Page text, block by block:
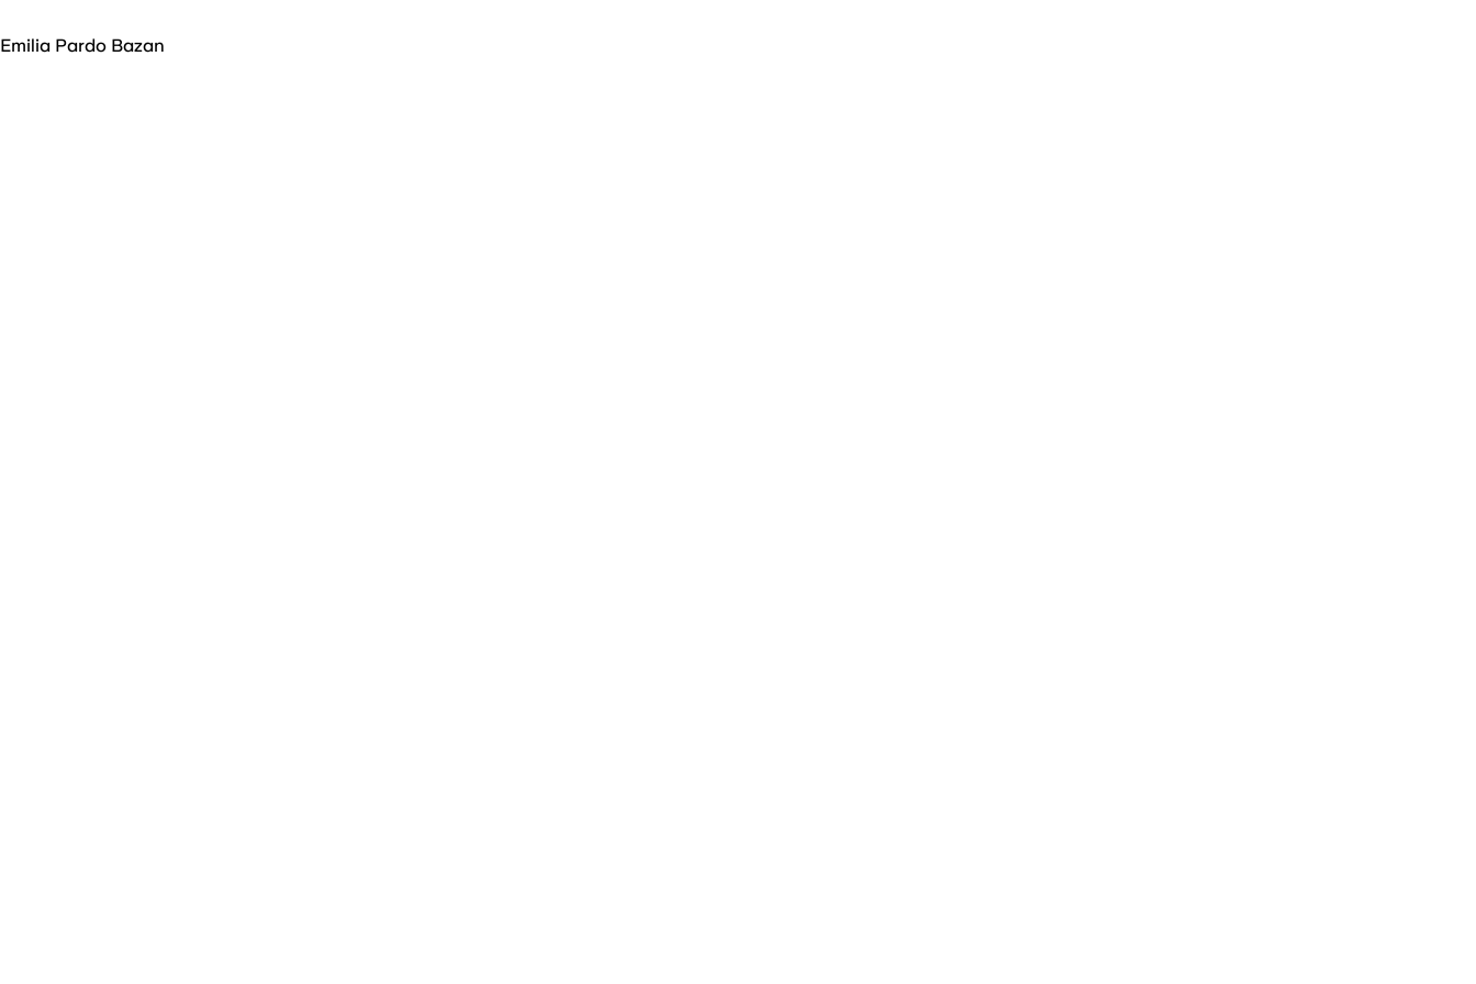
Emilia Pardo Bazan